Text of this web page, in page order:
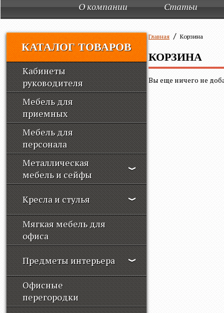
О компании Статьи
КАТАЛОГ ТОВАРОВ
Кабинеты
руководителя
Мебель для
приемных
Мебель для
персонала
Металлическая
мебель и сейфы
Кресла и стулья
Мягкая мебель для
офиса
Предметы интерьера
Офисные
перегородки
Главная Корзина
КОРЗИНА
Вы еще ничего не